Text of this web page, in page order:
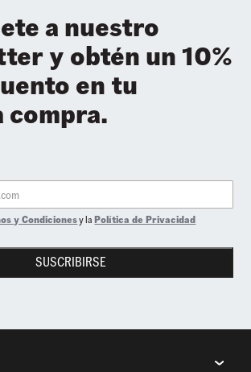
a nuestro
y obtén un 10%
en tu
compra.
SUSCRIBIRSE
y Condicionesy laPolítica de Privacidad